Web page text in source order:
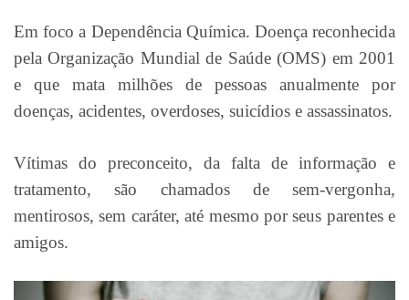
Em foco a Dependência Química. Doença reconhecida
pela Organização Mundial de Saúde (OMS) em 2001
e que mata milhões de pessoas anualmente por
doenças, acidentes, overdoses, suicídios e assassinatos.
Vítimas do preconceito, da falta de informação e
tratamento, são chamados de sem-vergonha,
mentirosos, sem caráter, até mesmo por seus parentes e
amigos.